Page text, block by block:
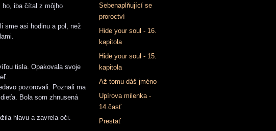
ho, iba čítal z môjho
sme asi hodinu a pol, než
tisla. Opakovala svoje
pozorovali. Poznali ma
Bola som zhnusená
hlavu a zavrela oči.
Sebenaplňující se
proroctví
Hide your soul - 16.
kapitola
Hide your soul - 15.
kapitola
Až tomu dáš jméno
Upírova milenka -
14.časť
Prestať